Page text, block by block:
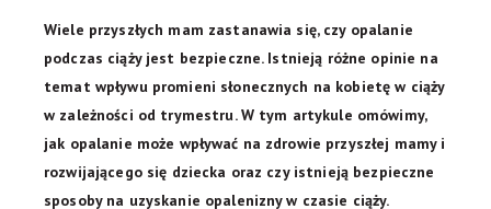
Wiele przyszłych mam zastanawia się, czy opalanie
podczas ciąży jest bezpieczne. Istnieją różne opinie na
temat wpływu promieni słonecznych na kobietę w ciąży
w zależności od trymestru. W tym artykule omówimy,
jak opalanie może wpływać na zdrowie przyszłej mamy i
rozwijającego się dziecka oraz czy istnieją bezpieczne
sposoby na uzyskanie opalenizny w czasie ciąży.